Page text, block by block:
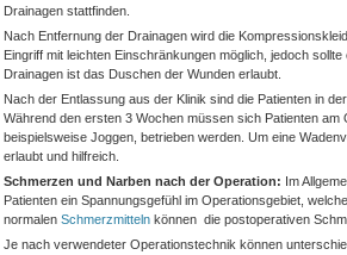
Drainagen stattfinden.
Nach Entfernung der Drainagen wird die
Eingriff mit leichten Einschränkungen möglich, jedoch
Drainagen ist das Duschen der Wunden erlaubt.
Nach der Entlassung aus der Klinik sind die Patienten in
Während den ersten 3 Wochen müssen sich Patienten
beispielsweise Joggen, betrieben werden. Um eine
erlaubt und hilfreich.
Schmerzen und Narben nach der Operation: Im
Patienten ein Spannungsgefühl im Operationsgebiet,
normalen Schmerzmittelnkönnen die postoperativen
Je nach verwendeter Operationstechnik können